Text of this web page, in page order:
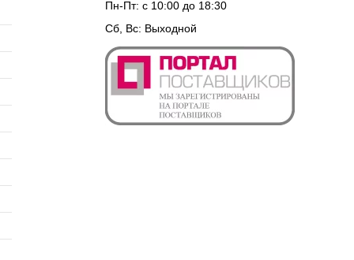
Пн-Пт: с 10:00 до 18:30
Сб, Вс: Выходной